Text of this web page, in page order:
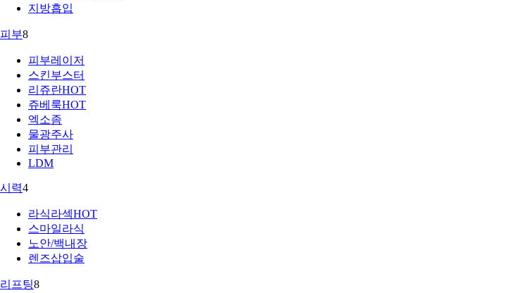
지방흡입
피부8
피부레이저
스킨부스터
리쥬란HOT
쥬베룩HOT
엑소좀
물광주사
피부관리
LDM
시력4
라식라섹HOT
스마일라식
노안/백내장
렌즈삽입술
리프팅8